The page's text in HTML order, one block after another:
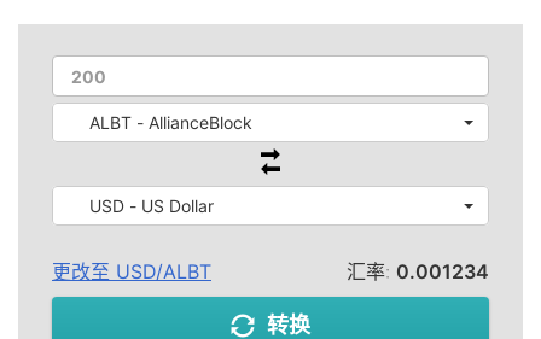
ALBT - AllianceBlock
USD - US Dollar
更改至 USD/ALBT 汇率: 0.001234
转换